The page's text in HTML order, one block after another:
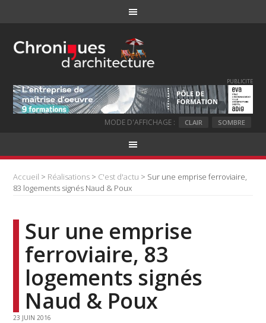
PUBLICITE
MODE D'AFFICHAGE : CLAIR SOMBRE
Accueil > Réalisations > C'est d'actu > Sur une emprise ferroviaire,
83 logements signés Naud & Poux
Sur une emprise
ferroviaire, 83
logements signés
Naud & Poux
23 JUIN 2016